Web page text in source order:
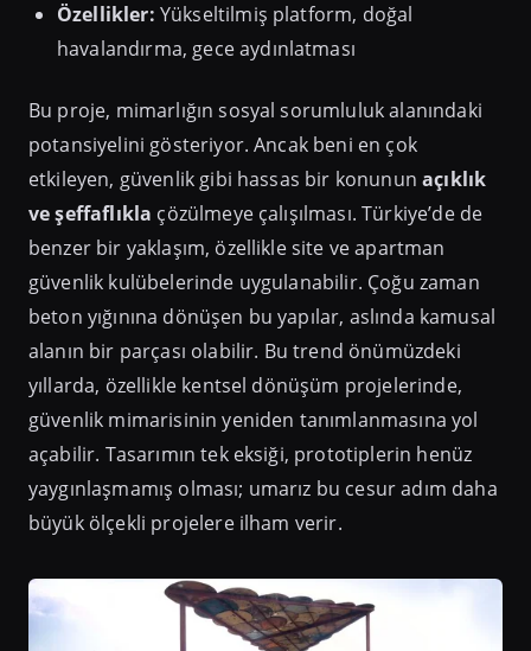
Özellikler: Yükseltilmiş platform, doğal
havalandırma, gece aydınlatması
Bu proje, mimarlığın sosyal sorumluluk alanındaki
potansiyelini gösteriyor. Ancak beni en çok
etkileyen, güvenlik gibi hassas bir konununaçıklık
ve şeffaflıkla çözülmeye çalışılması. Türkiye’de de
benzer bir yaklaşım, özellikle site ve apartman
güvenlik kulübelerinde uygulanabilir. Çoğu zaman
beton yığınına dönüşen bu yapılar, aslında kamusal
alanın bir parçası olabilir. Bu trend önümüzdeki
yıllarda, özellikle kentsel dönüşüm projelerinde,
güvenlik mimarisinin yeniden tanımlanmasına yol
açabilir. Tasarımın tek eksiği, prototiplerin henüz
yaygınlaşmamış olması; umarız bu cesur adım daha
büyük ölçekli projelere ilham verir.